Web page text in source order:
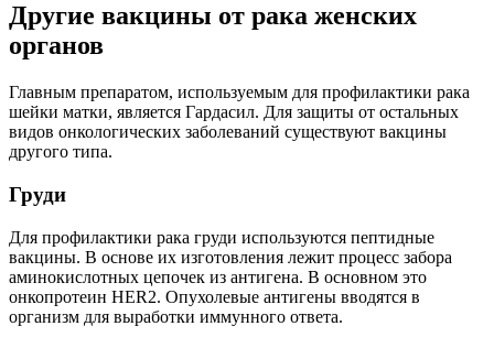
Другие вакцины от рака женских
органов
Главным препаратом, используемым для профилактики рака
шейки матки, является Гардасил. Для защиты от остальных
видов онкологических заболеваний существуют вакцины
другого типа.
Груди
Для профилактики рака груди используются пептидные
вакцины. В основе их изготовления лежит процесс забора
аминокислотных цепочек из антигена. В основном это
онкопротеин HER2. Опухолевые антигены вводятся в
организм для выработки иммунного ответа.